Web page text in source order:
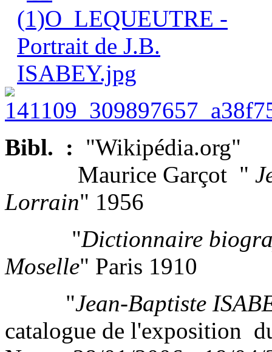
Bibl. : "Wikipédia.org"
Maurice Garçot "
Lorrain" 1956
"Dictionnaire
Moselle" Paris 1910
"Jean-Baptiste
catalogue de l'exposition